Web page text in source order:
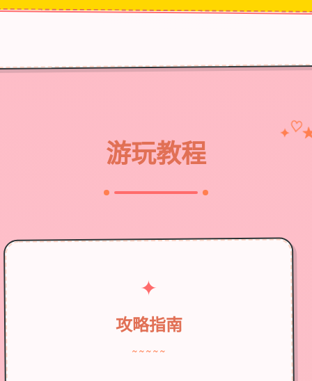
游玩教程
✦♡
✦
攻略指南
~~~~~